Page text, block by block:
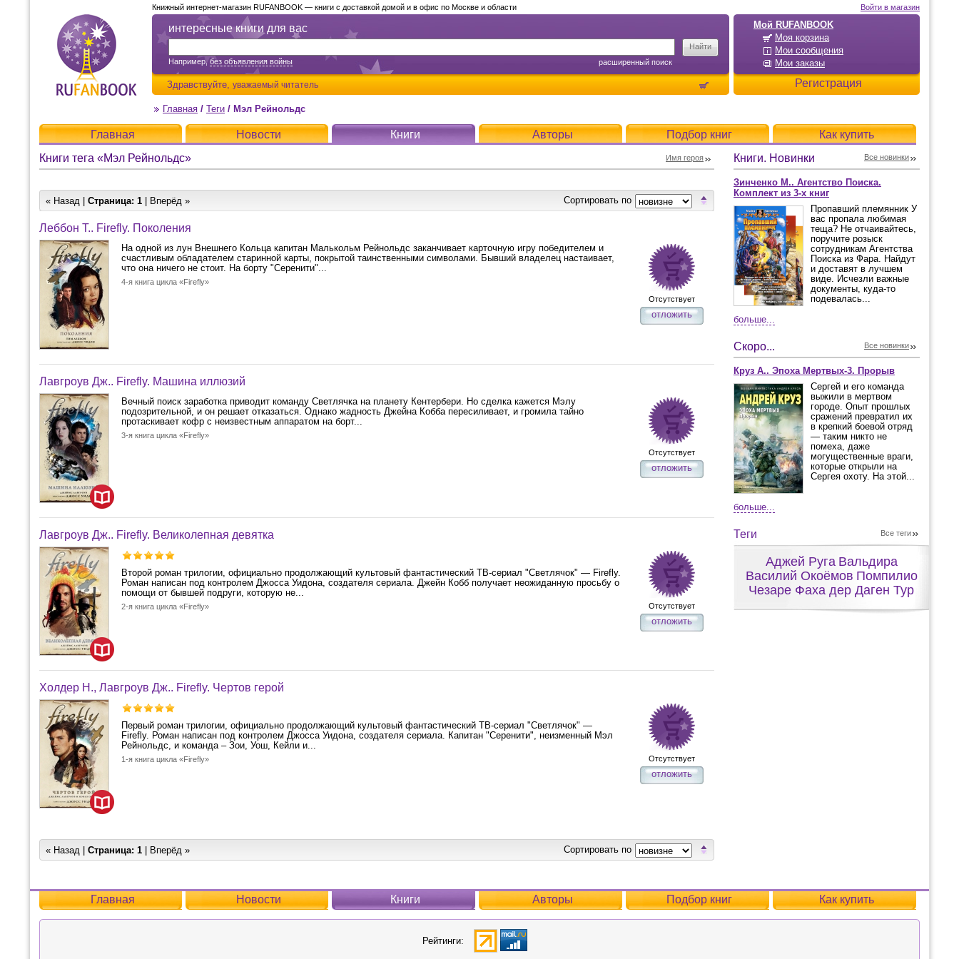
Мой RUFANBOOK
Моя корзина
Мои сообщения
Мои заказы
Регистрация
Войти в магазин
интересные книги для вас
Например,без объявления войны расширенный поиск
Здравствуйте, уважаемый читатель
Книжный интернет-магазин RUFANBOOK — книги с доставкой домой и в офис по Москве и области
Главная / Теги / Мэл Рейнольдс
Главная Новости Книги Авторы Подбор книг
Как купить
Книги тега «Мэл Рейнольдс»
Имя героя
« Назад | Страница: 1 | Вперёд » Сортировать по
Леббон Т.. Firefly. Поколения
На одной из лун Внешнего Кольца капитан Малькольм Рейнольдс заканчивает карточную игру победителем и
счастливым обладателем старинной карты, покрытой таинственными символами. Бывший владелец настаивает,
что она ничего не стоит. На борту "Серенити"...
4-я книга цикла «Firefly»
Отсутствует
отложить
Лавгроув Дж.. Firefly. Машина иллюзий
Вечный поиск заработка приводит команду Светлячка на планету Кентербери. Но сделка кажется Мэлу
подозрительной, и он решает отказаться. Однако жадность Джейна Кобба пересиливает, и громила тайно
протаскивает кофр с неизвестным аппаратом на борт...
3-я книга цикла «Firefly»
Отсутствует
отложить
Лавгроув Дж.. Firefly. Великолепная девятка
Второй роман трилогии, официально продолжающий культовый фантастический ТВ-сериал "Светлячок" — Firefly.
Роман написан под контролем Джосса Уидона, создателя сериала. Джейн Кобб получает неожиданную просьбу о
помощи от бывшей подруги, которую не...
2-я книга цикла «Firefly» Отсутствует
отложить
Холдер Н., Лавгроув Дж.. Firefly. Чертов герой
Первый роман трилогии, официально продолжающий культовый фантастический ТВ-сериал "Светлячок" —
Firefly. Роман написан под контролем Джосса Уидона, создателя сериала. Капитан "Серенити", неизменный Мэл
Рейнольдс, и команда – Зои, Уош, Кейли и...
1-я книга цикла «Firefly» Отсутствует
отложить
« Назад | Страница: 1 | Вперёд » Сортировать по
Книги. Новинки Все новинки
Зинченко М.. Агентство Поиска.
Комплект из 3-х книг
Пропавший племянник У
вас пропала любимая
теща? Не отчаивайтесь,
поручите розыск
сотрудникам Агентства
Поиска из Фара. Найдут
и доставят в лучшем
виде. Исчезли важные
документы, куда-то
подевалась...
больше...
Скоро... Все новинки
Круз А.. Эпоха Мертвых-3. Прорыв
Сергей и его команда
выжили в мертвом
городе. Опыт прошлых
сражений превратил их
в крепкий боевой отряд
— таким никто не
помеха, даже
могущественные враги,
которые открыли на
Сергея охоту. На этой...
больше...
Теги Все теги
Аджей Руга Вальдира
Василий Окоёмов Помпилио
Чезаре Фаха дер Даген Тур
Главная Новости Книги Авторы Подбор книг Как купить
Рейтинги: